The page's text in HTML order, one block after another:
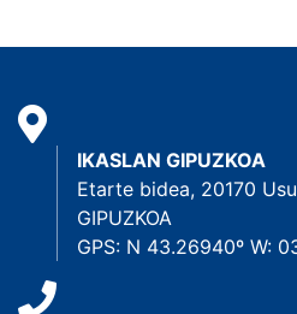
IKASLAN GIPUZKOA
Etarte bidea, 20170
GIPUZKOA
GPS: N 43.26940º W: